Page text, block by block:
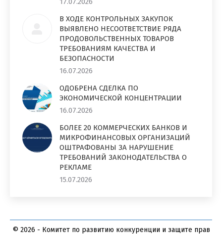
В ХОДЕ КОНТРОЛЬНЫХ ЗАКУПОК
ВЫЯВЛЕНО НЕСООТВЕТСТВИЕ РЯДА
ПРОДОВОЛЬСТВЕННЫХ ТОВАРОВ
ТРЕБОВАНИЯМ КАЧЕСТВА И
БЕЗОПАСНОСТИ
16.07.2026
ОДОБРЕНА СДЕЛКА ПО
ЭКОНОМИЧЕСКОЙ КОНЦЕНТРАЦИИ
16.07.2026
БОЛЕЕ 20 КОММЕРЧЕСКИХ БАНКОВ И
МИКРОФИНАНСОВЫХ ОРГАНИЗАЦИЙ
ОШТРАФОВАНЫ ЗА НАРУШЕНИЕ
ТРЕБОВАНИЙ ЗАКОНОДАТЕЛЬСТВА О
РЕКЛАМЕ
15.07.2026
© 2026 - Комитет по развитию конкуренции и защите прав